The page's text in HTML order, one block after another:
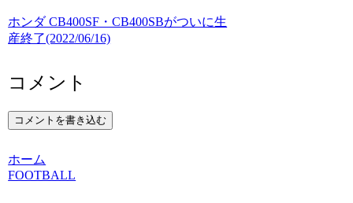
ホンダ CB400SF・CB400SBがついに生
産終了(2022/06/16)
コメント
コメントを書き込む
ホーム
FOOTBALL